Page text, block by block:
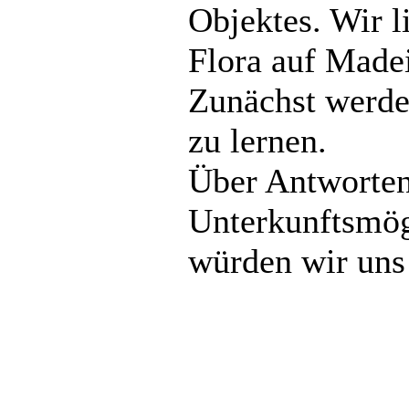
Objektes. Wir
Flora auf
Zunächst
zu lernen.
Über
würden wir